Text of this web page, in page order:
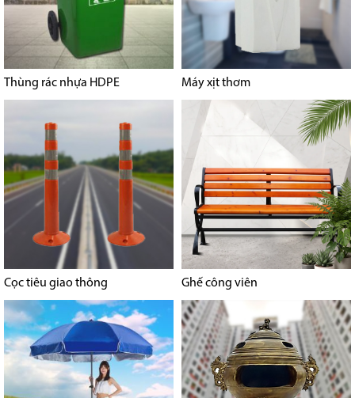
Thùng rác nhựa HDPE Máy xịt thơm
Cọc tiêu giao thông Ghế công viên